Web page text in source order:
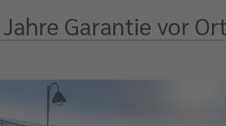
Garantie vor